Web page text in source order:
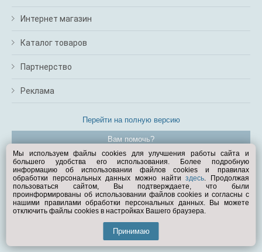
Интернет магазин
Каталог товаров
Партнерство
Реклама
Перейти на полную версию
Вам помочь?
© Exist.ru 1998—2026
Мы используем файлы cookies для улучшения работы сайта и
большего удобства его использования. Более подробную
информацию об использовании файлов cookies и правилах
обработки персональных данных можно найтиздесь. Продолжая
пользоваться сайтом, Вы подтверждаете, что были
проинформированы об использовании файлов cookies и согласны с
нашими правилами обработки персональных данных. Вы можете
отключить файлы cookies в настройках Вашего браузера.
Принимаю